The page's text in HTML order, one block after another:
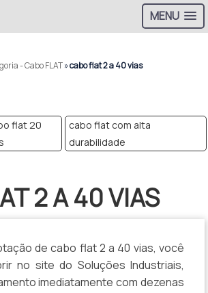
MENU
- Cabo FLAT»cabo flat 2 a 40 vias
flat 20
cabo flat com alta
durabilidade
2 A 40 VIAS
de cabo flat 2 a 40 vias, você
no site do Soluções Industriais,
imediatamente com dezenas